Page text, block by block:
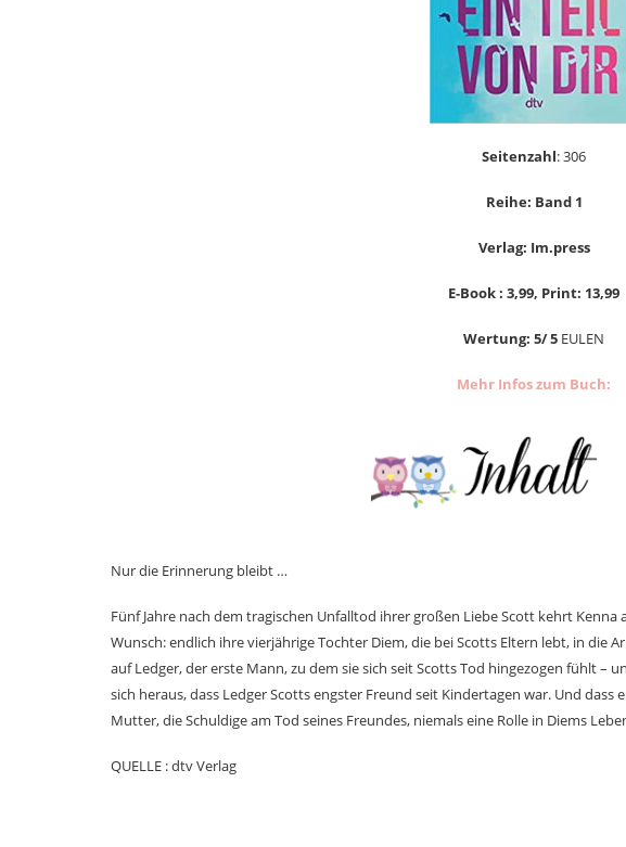
Seitenzahl: 306
Reihe: Band 1
Verlag: Im.press
E-Book : 3,99, Print: 13,99
Wertung: 5/ 5 EULEN
Mehr Infos zum Buch:
Nur die Erinnerung bleibt …
Fünf Jahre nach dem tragischen Unfalltod ihrer großen Liebe Scott kehrt Kenna
Wunsch: endlich ihre vierjährige Tochter Diem, die bei Scotts Eltern lebt, in die
auf Ledger, der erste Mann, zu dem sie sich seit Scotts Tod hingezogen fühlt –
sich heraus, dass Ledger Scotts engster Freund seit Kindertagen war. Und
Mutter, die Schuldige am Tod seines Freundes, niemals eine Rolle in Diems
QUELLE : dtv Verlag